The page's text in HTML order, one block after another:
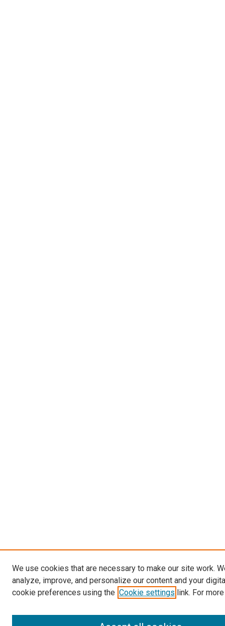
We use cookies that are necessary to make our site work.
analyze, improve, and personalize our content and your
cookie preferences using the Cookie settings link. For